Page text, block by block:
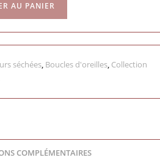
AU PANIER
séchées, Boucles d'oreilles, Collection
COMPLÉMENTAIRES